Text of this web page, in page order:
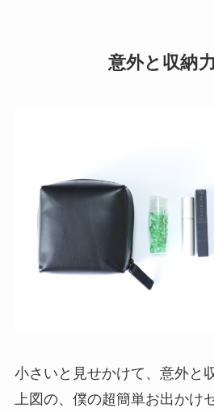
意外と収納
小さいと見せかけて、意外と
上図の、僕の超簡単お出かけ